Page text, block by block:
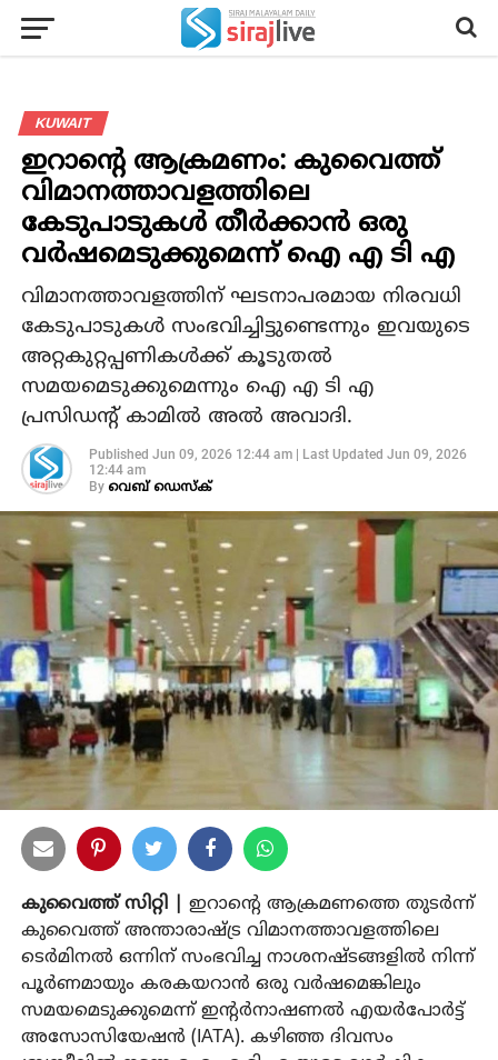
KUWAIT
ഇറാന്റെ ആക്രമണം: കുവൈത്ത്
വിമാനത്താവളത്തിലെ
കേടുപാടുകള്‍ തീര്‍ക്കാന്‍ ഒരു
വര്‍ഷമെടുക്കുമെന്ന് ഐ എ ടി എ
വിമാനത്താവളത്തിന് ഘടനാപരമായ നിരവധി
കേടുപാടുകള്‍ സംഭവിച്ചിട്ടുണ്ടെന്നും ഇവയുടെ
അറ്റകുറ്റപ്പണികള്‍ക്ക് കൂടുതല്‍
സമയമെടുക്കുമെന്നും ഐ എ ടി എ
പ്രസിഡന്റ് കാമില്‍ അല്‍ അവാദി.
Published Jun 09, 2026 12:44 am| Last Updated Jun 09, 2026
12:44 am
By വെബ് ഡെസ്‌ക്
കുവൈത്ത് സിറ്റി |
ഇറാന്റെ ആക്രമണത്തെ തുടര്‍ന്ന്
കുവൈത്ത് അന്താരാഷ്ട്ര വിമാനത്താവളത്തിലെ
ടെര്‍മിനല്‍ ഒന്നിന് സംഭവിച്ച നാശനഷ്ടങ്ങളില്‍ നിന്ന്
പൂര്‍ണമായും കരകയറാന്‍ ഒരു വര്‍ഷമെങ്കിലും
സമയമെടുക്കുമെന്ന് ഇന്റര്‍നാഷണല്‍ എയര്‍പോര്‍ട്ട്
അസോസിയേഷന്‍ (IATA). കഴിഞ്ഞ ദിവസം